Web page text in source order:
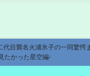
代目襲名火浦氷子の一同驚
たかった星空編-